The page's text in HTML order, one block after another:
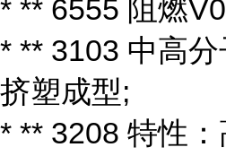
* ** 6555 阻燃
* ** 3103 中高
挤塑成型;
* ** 3208 特性